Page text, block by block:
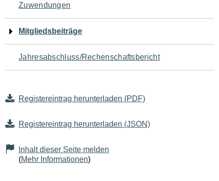
Zuwendungen
Mitgliedsbeiträge
Jahresabschluss/Rechenschaftsbericht
Registereintrag herunterladen (PDF)
Registereintrag herunterladen (JSON)
Inhalt dieser Seite melden
(Mehr Informationen)